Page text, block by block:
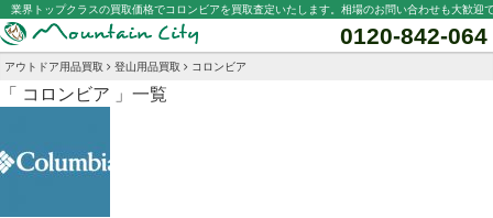
業界トップクラスの買取価格でコロンビアを買取査定いたします。相場のお問い合わせも大歓迎
0120-842-064
アウトドア用品買取 登山用品買取 コロンビア
「 コロンビア 」一覧